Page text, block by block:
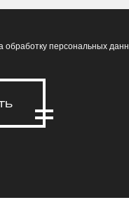
обработку персональных